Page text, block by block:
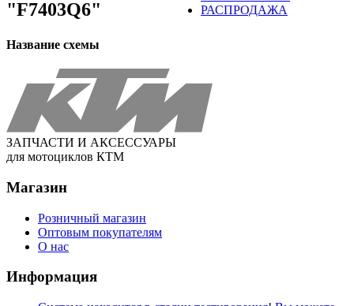
РАСПРОДАЖА
"F7403Q6"
Название схемы
ЗАПЧАСТИ И АКСЕССУАРЫ
для мотоциклов КТМ
Магазин
Розничный магазин
Оптовым покупателям
О нас
Информация